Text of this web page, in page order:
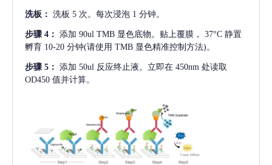
洗板： 洗板 5 次。每次浸泡 1 分钟。
步骤 4： 添加 90ul TMB 显色底物。贴上覆膜， 37°C 静置
孵育 10-20 分钟(请使用 TMB 显色精准控制方法)。
步骤 5： 添加 50ul 反应终止液。立即在 450nm 处读取
OD450 值并计算。